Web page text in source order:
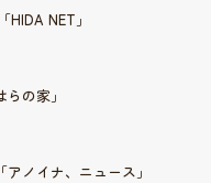
NET」
の家」
ノイナ、ニュース」